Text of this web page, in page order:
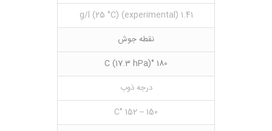
1.41 g/l (25 °C) (experimental)
نقطه جوش
180 °C (17.3 hPa)
درجه ذوب
150 – 152 °C